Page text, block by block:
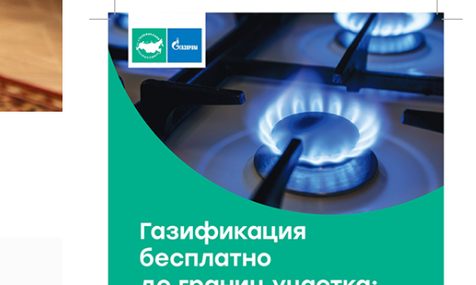
Как питаться, чтобы мозг работал лучше:
рекомендации фитнес ‑ специалиста Александра
Семина
7 Авг 2026 19:02 199
Ботанические лаборатории в школах: Тверская
область запускает масштабный экопроект
432
В Ржеве чествовали работников строительной
отрасли